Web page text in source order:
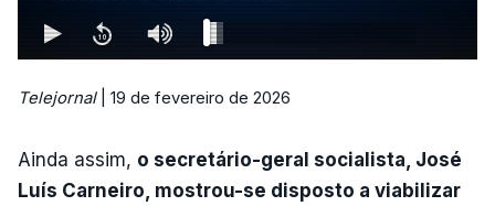
Telejornal| 19 de fevereiro de 2026
Ainda assim, o secretário-geral socialista, José
Luís Carneiro, mostrou-se disposto a viabilizar